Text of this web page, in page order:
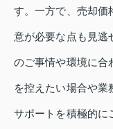
す。一方で、売却価
意が必要な点も見逃
のご事情や環境に合
を控えたい場合や業
サポートを積極的に